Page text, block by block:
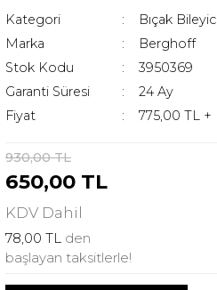
Kategori
Bıçak
Marka
Berghoff
Stok Kodu
3950369
Garanti Süresi
24 Ay
Fiyat
775,00 TL +
930,00 TL
650,00 TL
KDV Dahil
78,00 TL den
başlayan taksitlerle!